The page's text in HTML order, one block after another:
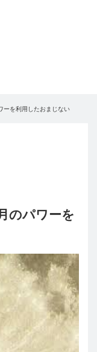
ーを利用したおまじない
のパワーを